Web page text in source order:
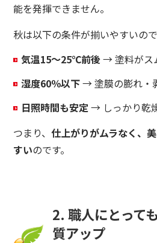
能を発揮できません。
秋は以下の条件が揃いやすいの
気温15〜25℃前後→ 塗料がス
湿度60％以下→ 塗膜の膨れ・
日照時間も安定→ しっかり乾
つまり、仕上がりがムラなく、
すいのです。
2. 職人にとって
質アップ